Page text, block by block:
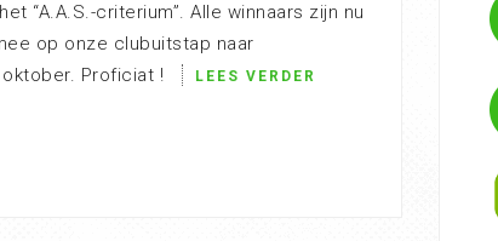
“A.A.S.-criterium”. Alle winnaars zijn nu
op onze clubuitstap naar
Proficiat !
LEES VERDER